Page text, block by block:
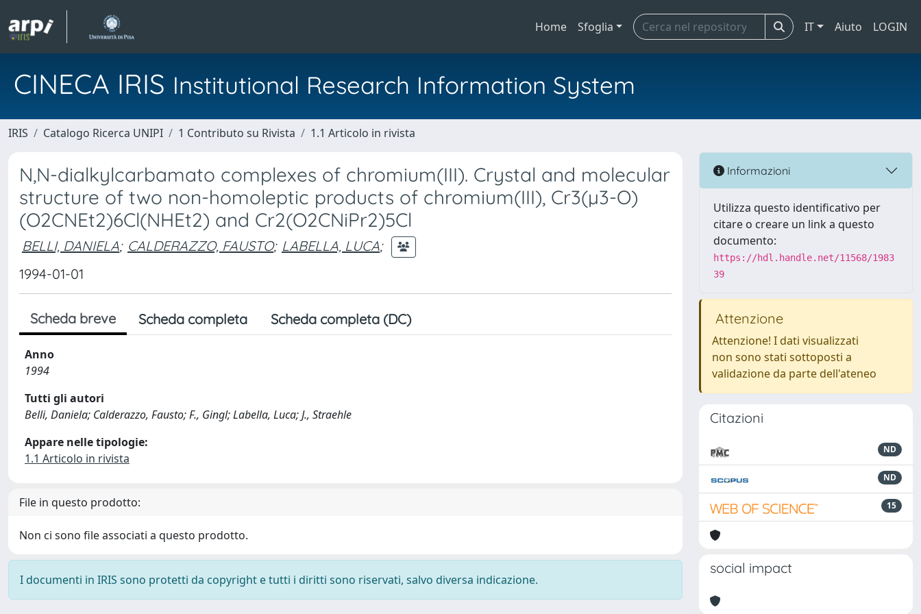
Home Sfoglia IT Aiuto LOGIN
CINECA IRIS Institutional Research Information System
IRIS Catalogo Ricerca UNIPI 1 Contributo su Rivista 1.1 Articolo in rivista
N,N-dialkylcarbamato complexes of chromium(III). Crystal and molecular
structure of two non-homoleptic products of chromium(III), Cr3(µ3-O)
(O2CNEt2)6Cl(NHEt2) and Cr2(O2CNiPr2)5Cl
BELLI, DANIELA; CALDERAZZO, FAUSTO; LABELLA, LUCA;
1994-01-01
Scheda breve Scheda completa Scheda completa (DC)
Anno
1994
Tutti gli autori
Belli, Daniela; Calderazzo, Fausto; F., Gingl; Labella, Luca; J., Straehle
Appare nelle tipologie:
1.1 Articolo in rivista
File in questo prodotto:
Non ci sono file associati a questo prodotto.
I documenti in IRIS sono protetti da copyright e tutti i diritti sono riservati, salvo diversa indicazione.
Informazioni
Utilizza questo identificativo per
citare o creare un link a questo
documento:
https://hdl.handle.net/11568/1983
39
Attenzione
Attenzione! I dati visualizzati
non sono stati sottoposti a
validazione da parte dell'ateneo
Citazioni
ND
ND
15
social impact